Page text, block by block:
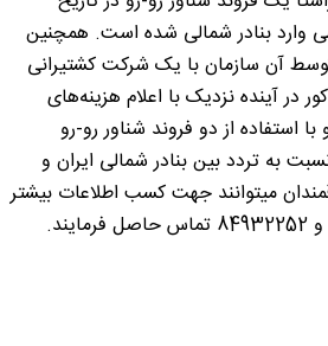
وارد بنادر شمالی شده است. همچنین
آن سازمان با یک شرکت کشتیرانی
آینده نزدیک با اعلام هزینه‌های
استفاده از دو فروند شناور رو-رو
به تردد بین بنادر شمالی ایران و
میتوانند جهت کسب اطلاعات بیشتر